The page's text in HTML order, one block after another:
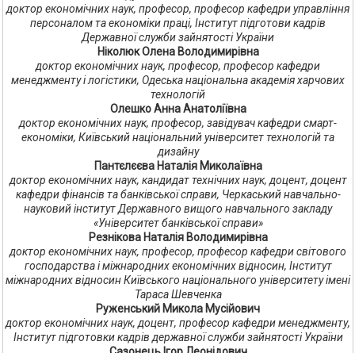
доктор економічних наук, професор, професор кафедри управління
персоналом та економіки праці, Інститут підготови кадрів
Державної служби зайнятості України
Ніколюк Олена Володимирівна
доктор економічних наук, професор, професор кафедри
менеджменту і логістики, Одеська національна академія харчових
технологій
Олешко Анна Анатоліївна
доктор економічних наук, професор, завідувач кафедри смарт-
економіки, Київський національний університет технологій та
дизайну
Пантєлєєва Наталія Миколаївна
доктор економічних наук, кандидат технічних наук, доцент, доцент
кафедри фінансів та банківської справи, Черкаський навчально-
науковий інститут Державного вищого навчального закладу
«Університет банківської справи»
Резнікова Наталія Володимирівна
доктор економічних наук, професор, професор кафедри світового
господарства і міжнародних економічних відносин, Інститут
міжнародних відносин Київського національного університету імені
Тараса Шевченка
Руженський Микола Мусійович
доктор економічних наук, доцент, професор кафедри менеджменту,
Інститут підготовки кадрів державної служби зайнятості України